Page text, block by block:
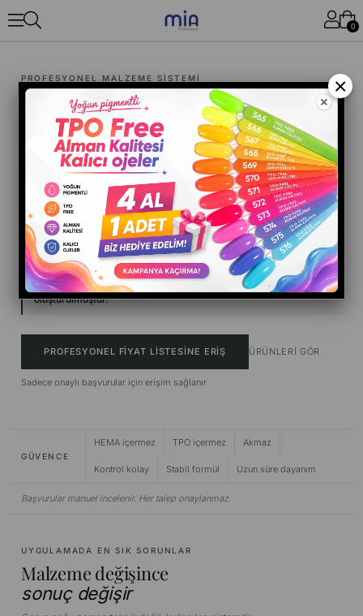
0
PROFESYONEL MALZEME SISTEMI
Ustanın elinde
kontrol
malzemede başlar.
Salon için kontrol. Sonuçta tutarlılık.
Profesyoneller için sistem yaklaşımı
Salon ve bireysel ustalar için
Bu sistem her kullanıcı için değil. Profesyonel uygulayıcılar için
oluşturulmuştur.
PROFESYONEL FIYAT LISTESINE ERIŞ ÜRÜNLERI GÖR
Sadece onaylı başvurular için erişim sağlanır
GÜVENCE
HEMA içermez TPO içermez Akmaz
Kontrol kolay Stabil formül Uzun süre dayanım
Başvurular manuel incelenir. Her talep onaylanmaz.
UYGULAMADA EN SIK SORUNLAR
Malzeme değişince
sonuç değişir
×